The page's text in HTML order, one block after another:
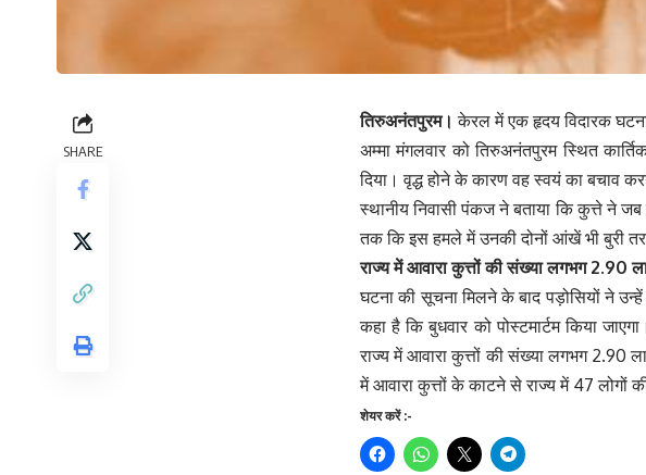
SHARE
तिरुअनंतपुरम।केरल में एक हृदय विदारक घटना
अम्मा मंगलवार को तिरुअनंतपुरम स्थित
दिया। वृद्ध होने के कारण वह स्वयं का बचाव
स्थानीय निवासी पंकज ने बताया कि कुत्ते ने
तक कि इस हमले में उनकी दोनों आंखें भी बुरी
राज्य में आवारा कुत्तों की संख्या लगभग 2.90
घटना की सूचना मिलने के बाद पड़ोसियों ने
कहा है कि बुधवार को पोस्टमार्टम किया
राज्य में आवारा कुत्तों की संख्या लगभग 2.90
में आवारा कुत्तों के काटने से राज्य में 47 लोगों
शेयर करें :-